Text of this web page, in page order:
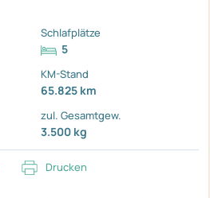
Schlafplätze
5
KM-Stand
65.825 km
zul. Gesamtgew.
3.500 kg
Drucken